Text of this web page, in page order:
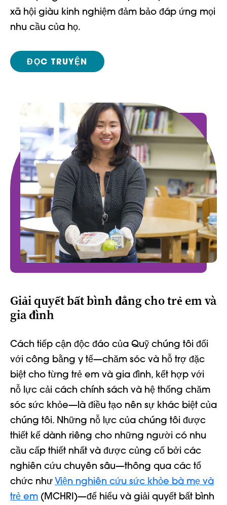
xã hội giàu kinh nghiệm đảm bảo đáp ứng mọi
nhu cầu của họ.
ĐỌC TRUYỆN
Giải quyết bất bình đẳng cho trẻ em và
gia đình
Cách tiếp cận độc đáo của Quỹ chúng tôi đối
với công bằng y tế—chăm sóc và hỗ trợ đặc
biệt cho từng trẻ em và gia đình, kết hợp với
nỗ lực cải cách chính sách và hệ thống chăm
sóc sức khỏe—là điều tạo nên sự khác biệt của
chúng tôi. Những nỗ lực của chúng tôi được
thiết kế dành riêng cho những người có nhu
cầu cấp thiết nhất và được củng cố bởi các
nghiên cứu chuyên sâu—thông qua các tổ
chức như Viện nghiên cứu sức khỏe bà mẹ và
trẻ em (MCHRI)—để hiểu và giải quyết bất bình